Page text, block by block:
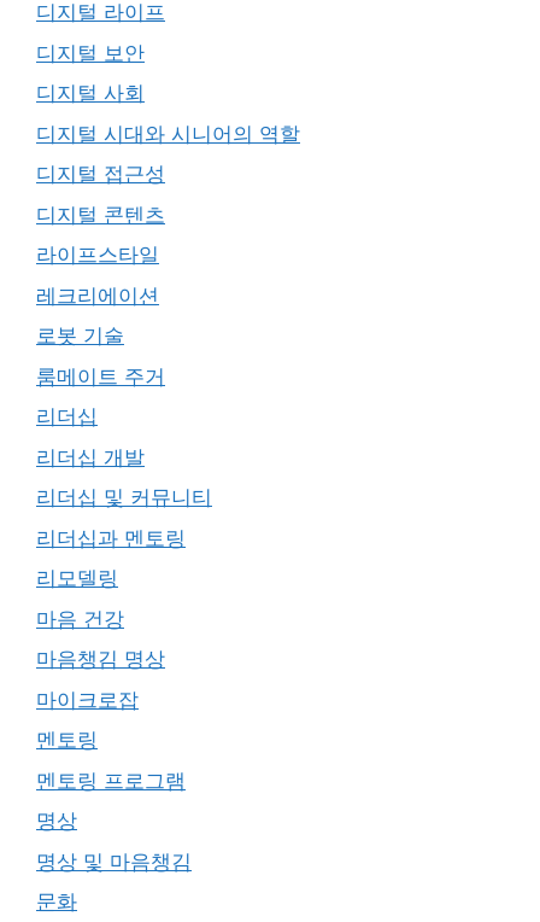
디지털 라이프
디지털 보안
디지털 사회
디지털 시대와 시니어의 역할
디지털 접근성
디지털 콘텐츠
라이프스타일
레크리에이션
로봇 기술
룸메이트 주거
리더십
리더십 개발
리더십 및 커뮤니티
리더십과 멘토링
리모델링
마음 건강
마음챙김 명상
마이크로잡
멘토링
멘토링 프로그램
명상
명상 및 마음챙김
문화